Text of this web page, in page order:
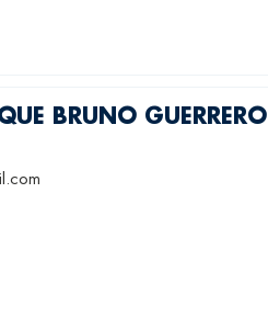
BRUNO GUERRERO